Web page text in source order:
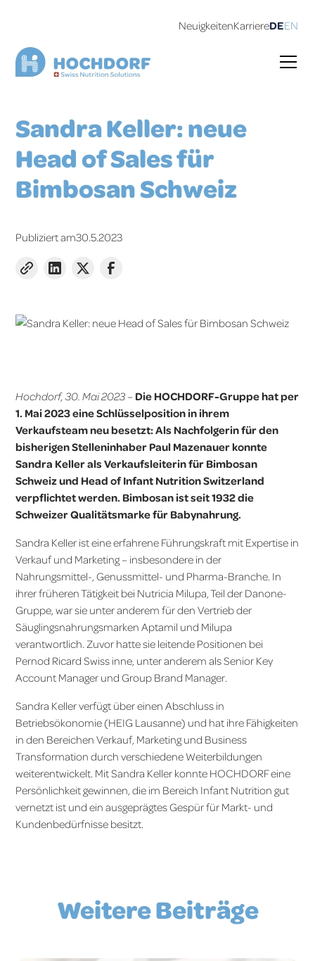
NeuigkeitenKarriereDEEN
Sandra Keller: neue
Head of Sales für
Bimbosan Schweiz
Publiziert am30.5.2023
Hochdorf, 30. Mai 2023 – Die HOCHDORF-Gruppe hat per
1. Mai 2023 eine Schlüsselposition in ihrem
Verkaufsteam neu besetzt: Als Nachfolgerin für den
bisherigen Stelleninhaber Paul Mazenauer konnte
Sandra Keller als Verkaufsleiterin für Bimbosan
Schweiz und Head of Infant Nutrition Switzerland
verpflichtet werden. Bimbosan ist seit 1932 die
Schweizer Qualitätsmarke für Babynahrung.
Sandra Keller ist eine erfahrene Führungskraft mit Expertise in
Verkauf und Marketing – insbesondere in der
Nahrungsmittel-, Genussmittel- und Pharma-Branche. In
ihrer früheren Tätigkeit bei Nutricia Milupa, Teil der Danone-
Gruppe, war sie unter anderem für den Vertrieb der
Säuglingsnahrungsmarken Aptamil und Milupa
verantwortlich. Zuvor hatte sie leitende Positionen bei
Pernod Ricard Swiss inne, unter anderem als Senior Key
Account Manager und Group Brand Manager.
Sandra Keller verfügt über einen Abschluss in
Betriebsökonomie (HEIG Lausanne) und hat ihre Fähigkeiten
in den Bereichen Verkauf, Marketing und Business
Transformation durch verschiedene Weiterbildungen
weiterentwickelt. Mit Sandra Keller konnte HOCHDORF eine
Persönlichkeit gewinnen, die im Bereich Infant Nutrition gut
vernetzt ist und ein ausgeprägtes Gespür für Markt- und
Kundenbedürfnisse besitzt.
Weitere Beiträge